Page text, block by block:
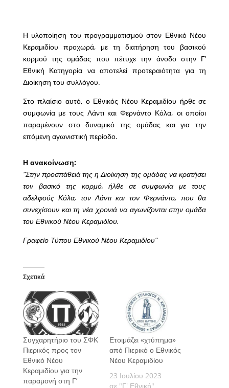
Η υλοποίηση του προγραμματισμού στον Εθνικό Νέου
Κεραμιδίου προχωρά, με τη διατήρηση του βασικού
κορμού της ομάδας που πέτυχε την άνοδο στην Γ’
Εθνική Κατηγορία να αποτελεί προτεραιότητα για τη
Διοίκηση του συλλόγου.
Στο πλαίσιο αυτό, ο Εθνικός Νέου Κεραμιδίου ήρθε σε
συμφωνία με τους Λάντι και Φερνάντο Κόλα, οι οποίοι
παραμένουν στο δυναμικό της ομάδας και για την
επόμενη αγωνιστική περίοδο.
Η ανακοίνωση:
“Στην προσπάθειά της η Διοίκηση της ομάδας να κρατήσει
τον βασικό της κορμό, ήλθε σε συμφωνία με τους
αδελφούς Κόλα, τον Λάντι και τον Φερνάντο, που θα
συνεχίσουν και τη νέα χρονιά να αγωνίζονται στην ομάδα
του Εθνικού Νέου Κεραμιδίου.
Γραφείο Τύπου Εθνικού Νέου Κεραμιδίου”
Σχετικά
Συγχαρητήριο του ΣΦΚ
Πιερικός προς τον
Εθνικό Νέου
Κεραμιδίου για την
παραμονή στη Γ’
Ετοιμάζει «χτύπημα»
από Πιερικό ο Εθνικός
Νέου Κεραμιδίου
23 Ιουλίου 2023
σε "Γ' Εθνική"